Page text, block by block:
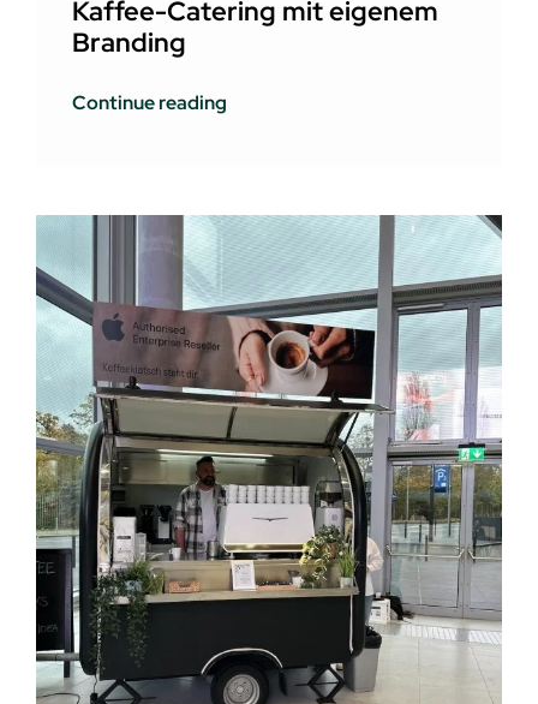
Kaffee-Catering mit eigenem
Branding
Continue reading